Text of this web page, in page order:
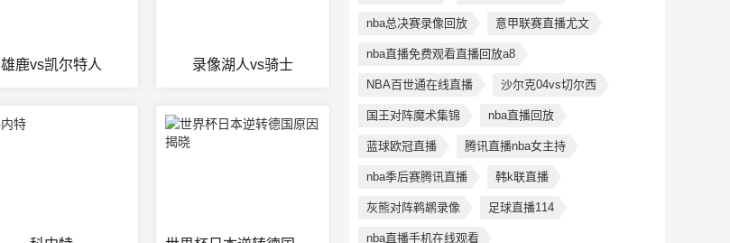
雄鹿vs凯尔特人 录像湖人vs骑士
nba总决赛录像回放 意甲联赛直播尤文
nba直播免费观看直播回放a8
NBA百世通在线直播 沙尔克04vs切尔西
国王对阵魔术集锦 nba直播回放
蓝球欧冠直播 腾讯直播nba女主持
nba季后赛腾讯直播 韩k联直播
灰熊对阵鹈鹕录像 足球直播114
nba直播手机在线观看